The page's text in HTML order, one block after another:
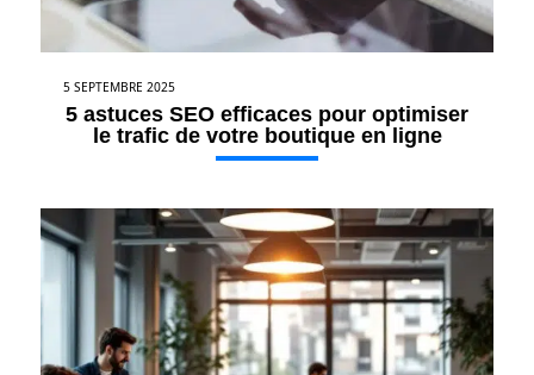
5 SEPTEMBRE 2025
5 astuces SEO efficaces pour optimiser
le trafic de votre boutique en ligne